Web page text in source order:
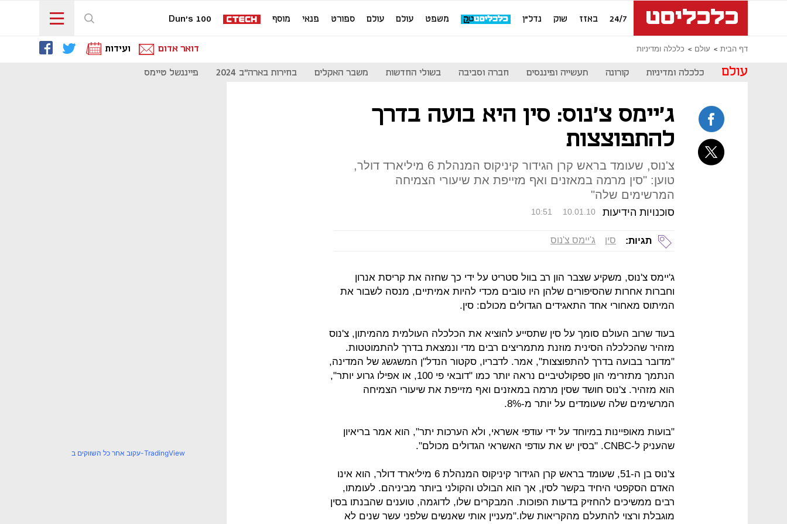
24/7 באזז שוק נדל"ן משפט עולם עולם ספורט פנאי מוסף Dun's 100
דף הבית עולם כלכלה ומדיניות דואר אדום ועידות
עולם כלכלה ומדיניות קורונה תעשייה ופיננסים חברה וסביבה בשולי החדשות משבר האקלים בחירות בארה"ב 2024 פייננשל טיימס
ג'יימס צ'נוס: סין היא בועה בדרך
להתפוצצות
צ'נוס, שעומד בראש קרן הגידור קיניקוס המנהלת 6 מיליארד דולר,
טוען: "סין מרמה במאזנים ואף מזייפת את שיעורי הצמיחה
המרשימים שלה"
סוכנויות הידיעות 10:51 10.01.10
תגיות: סין ג'יימס צ'נוס
ג'יימס צ'נוס, משקיע שצבר הון רב בוול סטריט על ידי כך שחזה את קריסת אנרון
וחברות אחרות שהסיפורים שלהן היו טובים מכדי להיות אמיתיים, מנסה לשבור את
המיתוס מאחורי אחד התאגידים הגדולים מכולם: סין.
בעוד שרוב העולם סומך על סין שתסייע להוציא את הכלכלה העולמית מהמיתון, צ'נוס
מזהיר שהכלכלה הסינית מוזנת מתמריצים רבים מדי ונמצאת בדרך להתמוטטות.
"מדובר בבועה בדרך להתפוצצות", אמר. לדבריו, סקטור הנדל"ן המשגשג של המדינה,
הנתמך מתזרימי הון ספקולטיביים נראה יותר כמו "דובאי פי 100, או אפילו גרוע יותר",
הוא מזהיר. צ'נוס חושד שסין מרמה במאזנים ואף מזייפת את שיעורי הצמיחה
המרשימים שלה שעומדים על יותר מ-8%.
"בועות מאופיינות במיוחד על ידי עודפי אשראי, ולא הערכות יתר", הוא אמר בריאיון
שהעניק ל-CNBC. "בסין יש את עודפי האשראי הגדולים מכולם".
צ'נוס בן ה-51, שעומד בראש קרן הגידור קיניקוס המנהלת 6 מיליארד דולר, הוא אינו
האדם הסקפטי היחיד בקשר לסין, אך הוא הבולט והקולני ביותר מביניהם. לעומתו,
רבים ממשיכים להחזיק בדעות הפוכות. המבקרים שלו, לדוגמה, טוענים שהבנתו בסין
מוגבלת ורצוי להתעלם מהקריאות שלו."מעניין אותי שאנשים שלפני עשר שנים לא
עקוב אחר כל השווקים ב-TradingView